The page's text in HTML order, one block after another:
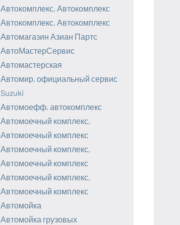
Автокомплекс, Автокомплекс
Автокомплекс, Автокомплекс
Автомагазин Азиан Партс
АвтоМастерСервис
Автомастерская
Автомир, официальный сервис
Suzuki
Автомоефф, автокомплекс
Автомоечный комплекс,
Автомоечный комплекс
Автомоечный комплекс,
Автомоечный комплекс
Автомоечный комплекс,
Автомоечный комплекс
Автомойка
Автомойка грузовых